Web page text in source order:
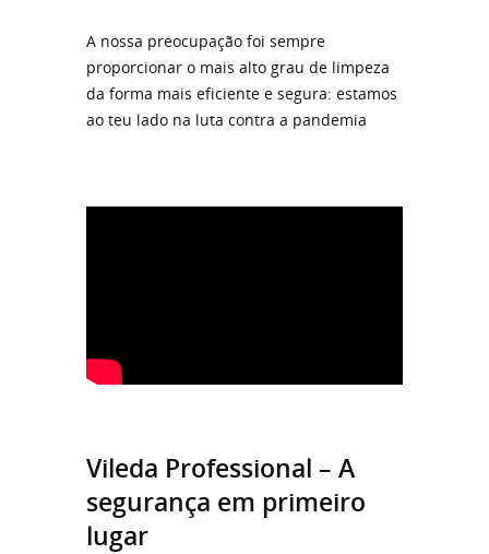
A nossa preocupação foi sempre
proporcionar o mais alto grau de limpeza
da forma mais eficiente e segura: estamos
ao teu lado na luta contra a pandemia
Vileda Professional – A
segurança em primeiro
lugar